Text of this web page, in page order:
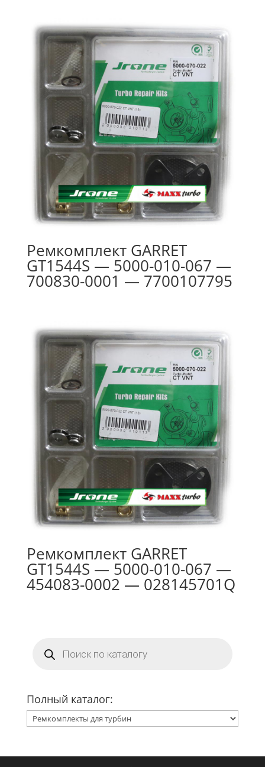
Ремкомплект GARRET
GT1544S — 5000-010-067 —
700830-0001 — 7700107795
Ремкомплект GARRET
GT1544S — 5000-010-067 —
454083-0002 — 028145701Q
товаров
Полный каталог: